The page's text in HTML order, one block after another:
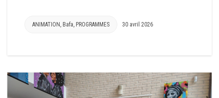
ANIMATION , Bafa, PROGRAMMES 30 avril 2026